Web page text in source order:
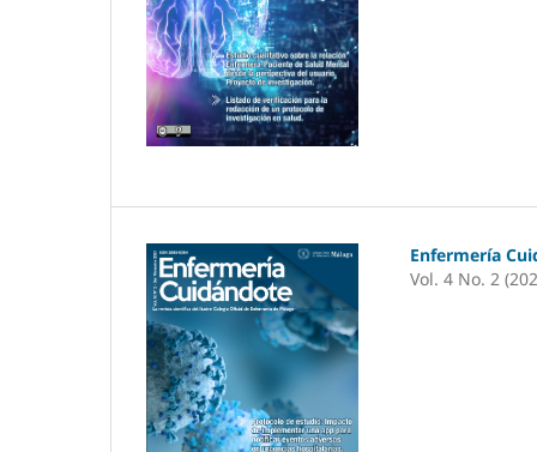
Enfermería
Vol. 4 No. 2